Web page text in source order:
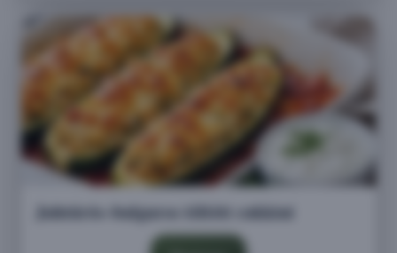
Juhtúrós–bulguros töltött cukkini